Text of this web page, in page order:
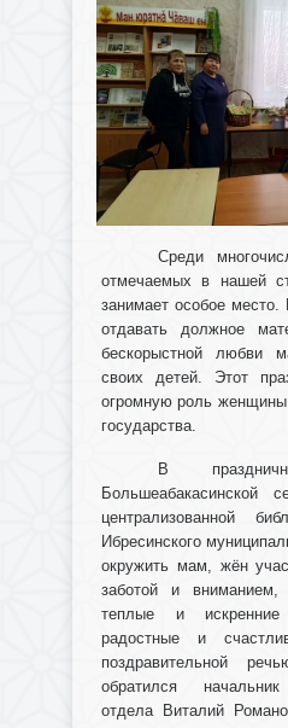
Среди
отмечаемых в нашей
занимает особое место.
отдавать должное
бескорыстной любви
своих детей. Этот
огромную роль
государства.
В
Большеабакасинской
централизованной
Ибресинского
окружить мам, жён
заботой и
теплые и
радостные и
поздравительной
обратился начальник
отдела Виталий